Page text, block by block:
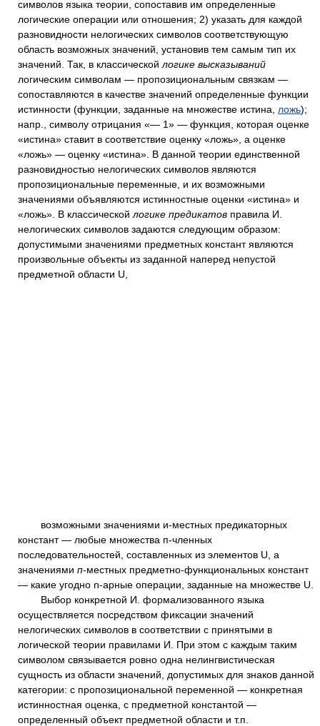
символов языка теории, сопоставив им определенные
логические операции или отношения; 2) указать для каждой
разновидности нелогических символов соответствующую
область возможных значений, установив тем самым тип их
значений. Так, в классической логике высказываний
логическим символам — пропозициональным связкам —
сопоставляются в качестве значений определенные функции
истинности (функции, заданные на множестве истина, ложь);
напр., символу отрицания «— 1» — функция, которая оценке
«истина» ставит в соответствие оценку «ложь», а оценке
«ложь» — оценку «истина». В данной теории единственной
разновидностью нелогических символов являются
пропозициональные переменные, и их возможными
значениями объявляются истинностные оценки «истина» и
«ложь». В классической логике предикатов правила И.
нелогических символов задаются следующим образом:
допустимыми значениями предметных констант являются
произвольные объекты из заданной наперед непустой
предметной области U,
возможными значениями и-местных предикаторных
констант — любые множества п-членных
последовательностей, составленных из элементов U, а
значениями п-местных предметно-функциональных констант
— какие угодно n-арные операции, заданные на множестве U.
Выбор конкретной И. формализованного языка
осуществляется посредством фиксации значений
нелогических символов в соответствии с принятыми в
логической теории правилами И. При этом с каждым таким
символом связывается ровно одна нелингвистическая
сущность из области значений, допустимых для знаков данной
категории: с пропозициональной переменной — конкретная
истинностная оценка, с предметной константой —
определенный объект предметной области и т.п.